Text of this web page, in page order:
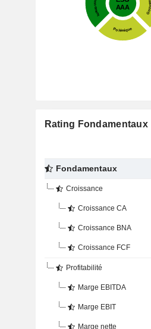
Rating Fondamentaux
Fondamentaux
Croissance
Croissance CA
Croissance BNA
Croissance FCF
Profitabilité
Marge EBITDA
Marge EBIT
Marge nette